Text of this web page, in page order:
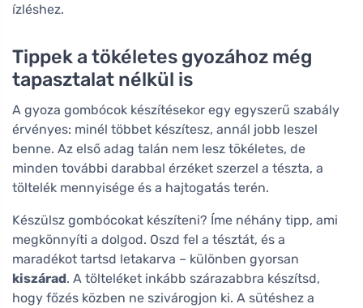
ízléshez.
Tippek a tökéletes gyozához még
tapasztalat nélkül is
A gyoza gombócok készítésekor egy egyszerű szabály
érvényes: minél többet készítesz, annál jobb leszel
benne. Az első adag talán nem lesz tökéletes, de
minden további darabbal érzéket szerzel a tészta, a
töltelék mennyisége és a hajtogatás terén.
Készülsz gombócokat készíteni? Íme néhány tipp, ami
megkönnyíti a dolgod. Oszd fel a tésztát, és a
maradékot tartsd letakarva – különben gyorsan
kiszárad. A tölteléket inkább szárazabbra készítsd,
hogy főzés közben ne szivárogjon ki. A sütéshez a